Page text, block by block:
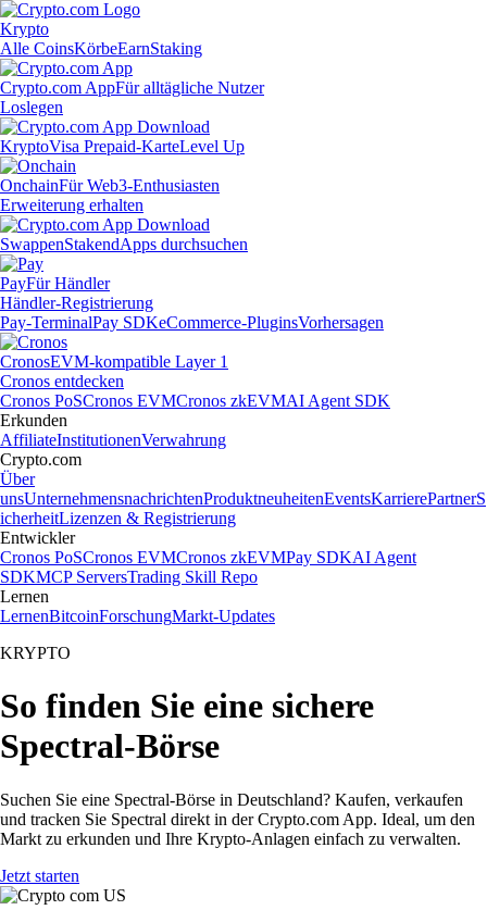
Krypto
Alle CoinsKörbeEarnStaking
Crypto.com AppFür alltägliche Nutzer
Loslegen
KryptoVisa Prepaid-KarteLevel Up
OnchainFür Web3-Enthusiasten
Erweiterung erhalten
SwappenStakendApps durchsuchen
PayFür Händler
Händler-Registrierung
Pay-TerminalPay SDKeCommerce-PluginsVorhersagen
CronosEVM-kompatible Layer 1
Cronos entdecken
Cronos PoSCronos EVMCronos zkEVMAI Agent SDK
Erkunden
AffiliateInstitutionenVerwahrung
Crypto.com
Über
unsUnternehmensnachrichtenProduktneuheitenEventsKarrierePartnerS
icherheitLizenzen & Registrierung
Entwickler
Cronos PoSCronos EVMCronos zkEVMPay SDKAI Agent
SDKMCP ServersTrading Skill Repo
Lernen
LernenBitcoinForschungMarkt-Updates
KRYPTO
So finden Sie eine sichere
Spectral-Börse
Suchen Sie eine Spectral-Börse in Deutschland? Kaufen, verkaufen
und tracken Sie Spectral direkt in der Crypto.com App. Ideal, um den
Markt zu erkunden und Ihre Krypto-Anlagen einfach zu verwalten.
Jetzt starten